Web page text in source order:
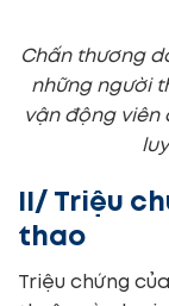
Chấn thương
những người
vận động viên
II/ Triệu
thao
Triệu chứng